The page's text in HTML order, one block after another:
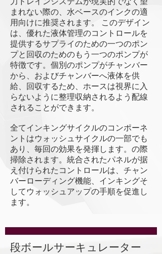
まれない際の、水ベースのインクの適
用向けに推奨されます。 このデザイン
は、優れた液体管理のコントロールを
提供するサプライのための一つのポン
プと回収のためのもう一つのポンプが
特徴です。個別のポンプがチャンバー
から、およびチャンバーへ液体を供
給、回収するため、ホースは視界に入
らないように整理収納されるよう配線
されることができます。
全てインキングサイクルのコンポーネ
ントはウォッシュサイクルの一部でも
あり、毎回の効果を発揮します。の際
掃除されます。統合されたパネルが据
え付けられたコントロールは、チャン
バーローディング機能、インキングそ
してウォッシュアップの手順を促進し
ます。
段ボールサーキュレーター